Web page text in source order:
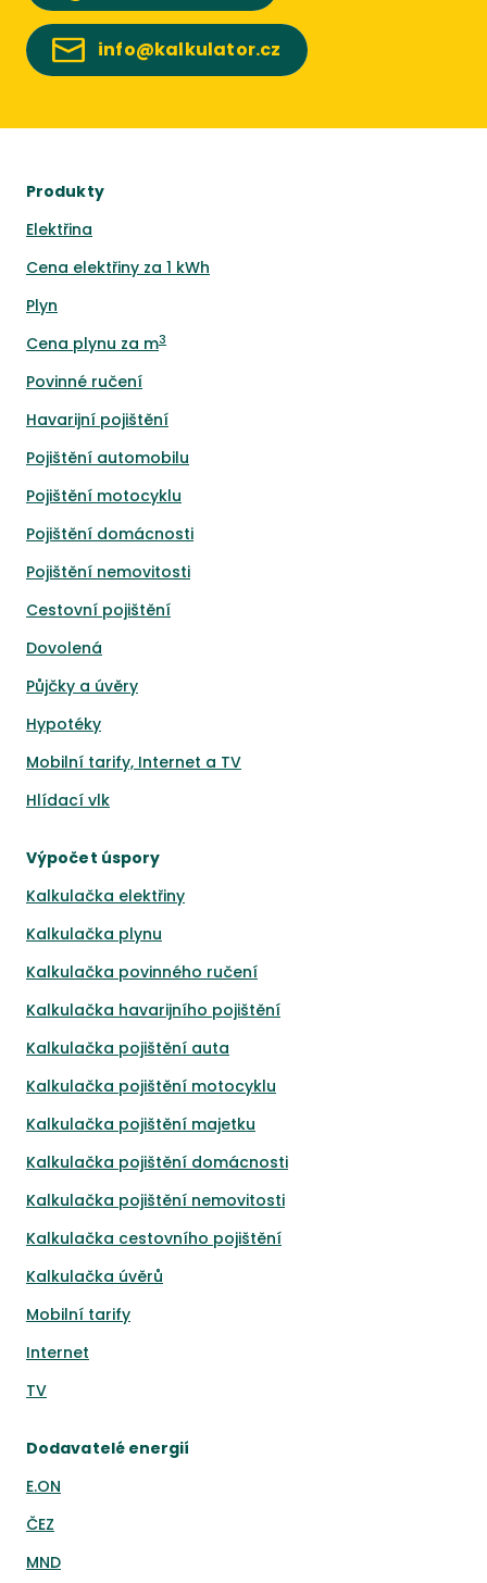
info@kalkulator.cz
Produkty
Elektřina
Cena elektřiny za 1 kWh
Plyn
Cena plynu za m3
Povinné ručení
Havarijní pojištění
Pojištění automobilu
Pojištění motocyklu
Pojištění domácnosti
Pojištění nemovitosti
Cestovní pojištění
Dovolená
Půjčky a úvěry
Hypotéky
Mobilní tarify, Internet a TV
Hlídací vlk
Výpočet úspory
Kalkulačka elektřiny
Kalkulačka plynu
Kalkulačka povinného ručení
Kalkulačka havarijního pojištění
Kalkulačka pojištění auta
Kalkulačka pojištění motocyklu
Kalkulačka pojištění majetku
Kalkulačka pojištění domácnosti
Kalkulačka pojištění nemovitosti
Kalkulačka cestovního pojištění
Kalkulačka úvěrů
Mobilní tarify
Internet
TV
Dodavatelé energií
E.ON
ČEZ
MND